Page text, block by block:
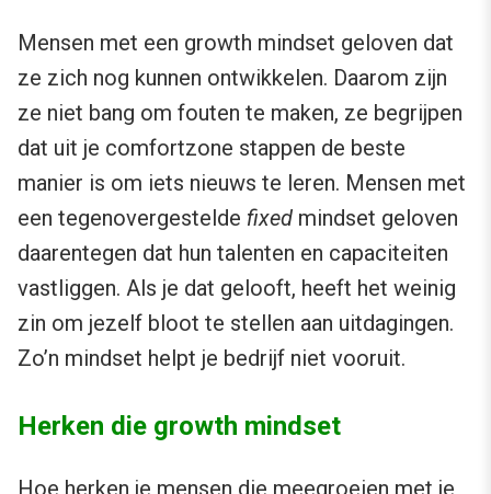
Mensen met een growth mindset geloven dat
ze zich nog kunnen ontwikkelen. Daarom zijn
ze niet bang om fouten te maken, ze begrijpen
dat uit je comfortzone stappen de beste
manier is om iets nieuws te leren. Mensen met
een tegenovergestelde fixed mindset geloven
daarentegen dat hun talenten en capaciteiten
vastliggen. Als je dat gelooft, heeft het weinig
zin om jezelf bloot te stellen aan uitdagingen.
Zo’n mindset helpt je bedrijf niet vooruit.
Herken die growth mindset